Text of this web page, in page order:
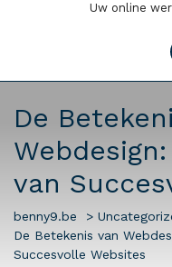
Uw online
De
van
benny9.be >
De Betekenis van
Succesvolle Websites